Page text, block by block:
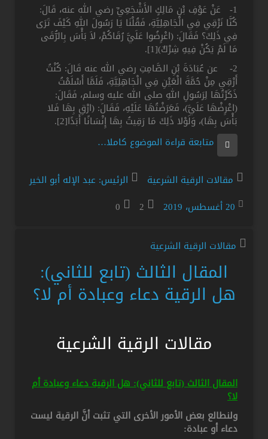
1- عَنْ عَوْفِ بْنِ مَالِكٍ الأَشْجَعِيِّ رضي الله عنه، قَالَ:
كُنَّا نَرْقِي فِي الْجَاهِلِيَّةِ، فَقُلْنَا يَا رَسُولَ اللهِ كَيْفَ تَرَى
فِي ذَلِكَ؟ فَقَالَ: (اعْرِضُوا عَلَيَّ رُقَاكُمْ، لاَ بَأْسَ بِالرُّقَى
مَا لَمْ يَكُنْ فِيهِ شِرْكٌ)[1].
2- عن عُبَادَةَ بْنِ الصَّامِتِ رضي الله عنه قَالَ: كُنْتُ
أَرْقِي مِنْ حُمَّةَ الْعَيْنِ فِي الْجَاهِلِيَّةِ، فَلَمَّا أَسْلَمْتُ
ذَكَرْتُهَا لِرَسُولِ اللهِ صلى الله عليه وسلم، فَقَالَ:
(اعْرِضْهَا عَلَيَّ)، فَعَرَضْتُهَا عَلَيْهِ، فَقَالَ: (ارْقِ بِهَا فَلا
بَأْسَ بِهَا)، وَلَوْلا ذَلِكَ مَا رَقِيتُ بِهَا إِنْسَانًا أَبَدًا[2].
متابعة قراءة الموضوع كاملا…
مقالات الرقية الشرعية
الرئيس: عبد الإله أبو الخير
20 أغسطس، 2019
2
0
مقالات الرقية الشرعية
المقال الثالث (تابع للثاني):
هل الرقية دعاء وعبادة أم لا؟
مقالات الرقية الشرعية
المقال الثالث (تابع للثاني): هل الرقية دعاء وعبادة أم
لا؟
ولنطالع بعض الأمور الأخرى التي تثبت أنَّ الرقية ليست
دعاء أو عبادة: